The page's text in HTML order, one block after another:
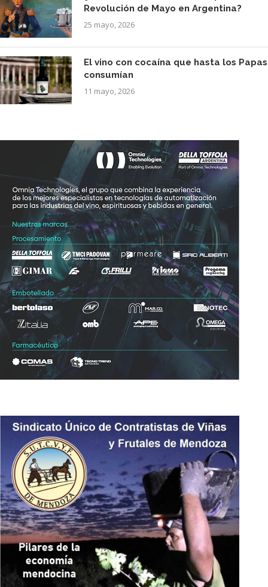
Revolución de Mayo en Argentina?
25 mayo, 2026
El vino con cocaína que hasta los Papas
consumían
11 mayo, 2026